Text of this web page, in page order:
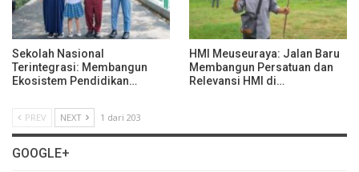
Sekolah Nasional
Terintegrasi: Membangun
Ekosistem Pendidikan…
HMI Meuseuraya: Jalan Baru
Membangun Persatuan dan
Relevansi HMI di…
PREV NEXT 1 dari 203
GOOGLE+